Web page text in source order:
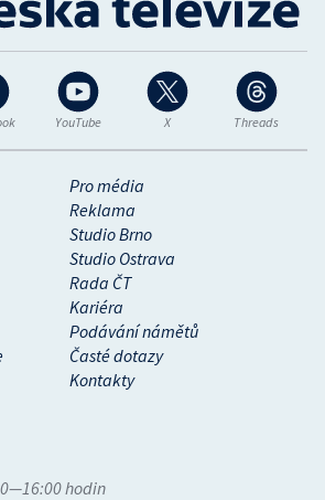
YouTube X Threads
Pro média
Reklama
Studio Brno
Studio Ostrava
Rada ČT
Kariéra
Podávání námětů
Časté dotazy
Kontakty
hodin